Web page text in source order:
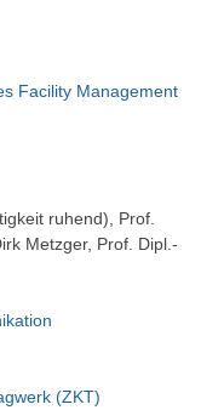
Facility Management
ruhend), Prof.
Metzger, Prof. Dipl.-
(ZKT)